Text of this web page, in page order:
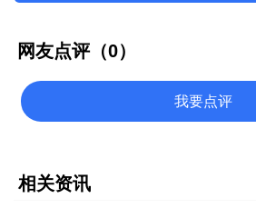
网友点评（0）
我要点评
相关资讯